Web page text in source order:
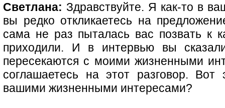
Светлана: Здравствуйте. Я как-то в
вы редко откликаетесь на
сама не раз пыталась вас позвать к
приходили. И в интервью вы
пересекаются с моими жизненными
соглашаетесь на этот разговор. Вот
вашими жизненными интересами?